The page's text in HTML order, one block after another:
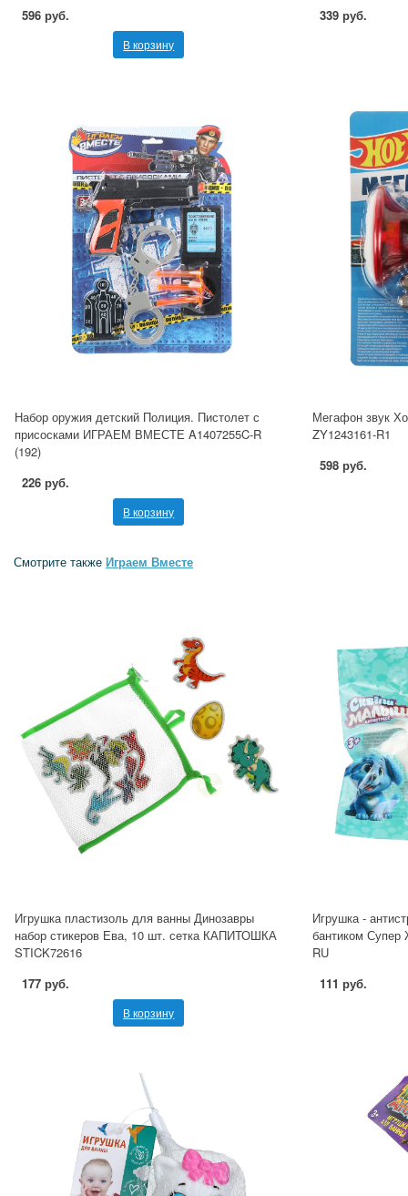
596 руб.
В корзину
339 руб.
Набор оружия детский Полиция. Пистолет с
присосками ИГРАЕМ ВМЕСТЕ A1407255C-R
(192)
226 руб.
В корзину
Мегафон звук
ZY1243161-R1
598 руб.
Смотрите также Играем Вместе
Игрушка пластизоль для ванны Динозавры
набор стикеров Ева, 10 шт. сетка КАПИТОШКА
STICK72616
177 руб.
В корзину
Игрушка -
бантиком
RU
111 руб.